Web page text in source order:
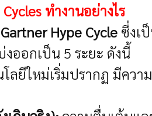
ทำงานอย่างไร
Gartner Hype Cycle ซึ่งเ
ออกเป็น 5 ระยะ ดังนี้
โลยีใหม่เริ่มปรากฏ มีค